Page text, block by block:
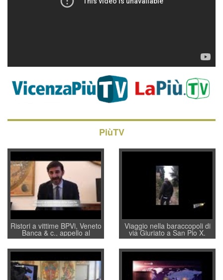
PiùTV
Ristori a vittime BPVi, Veneto
Banca & c., appello al
sottosegretario Alessio
Villarosa: per mettere ordine
convochi con Di Maio CNCU
a supporto della cabina di
regia al Mef
Viaggio nella baraccopoli di
via Giuriato a San Pio X.
Vicenza ai Vicentini: “faremo
un regalo di Natale ai
residenti”